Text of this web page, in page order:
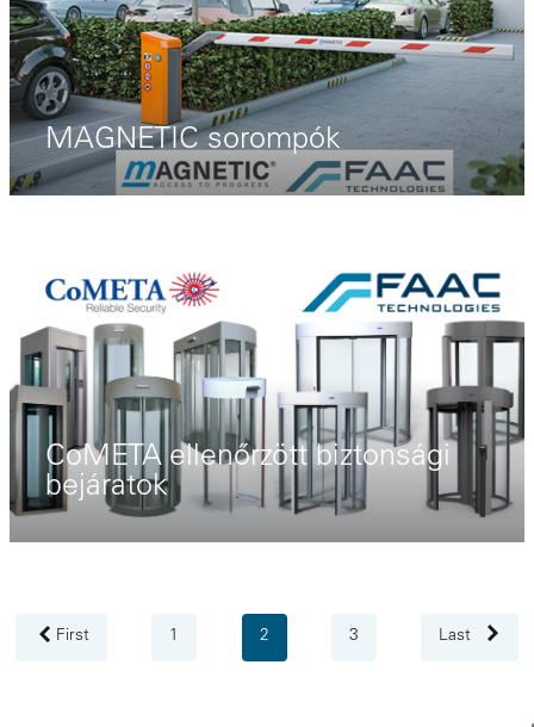
MAGNETIC sorompók
CoMETA ellenőrzött biztonsági
bejáratok
First 1 2 3 Last